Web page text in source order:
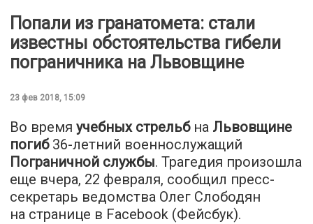
Попали из гранатомета: стали
известны обстоятельства гибели
пограничника на Львовщине
23 фев 2018, 15:09
Во время учебных стрельбна Львовщине
погиб36-летний военнослужащий
Пограничной службы. Трагедия произошла
еще вчера, 22 февраля, сообщил пресс-
секретарь ведомства Олег Слободян
на странице в Facebook (Фейсбук).